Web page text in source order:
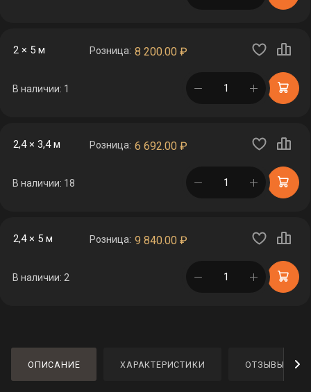
2 × 5 м Розница: 8 200.00 ₽
В наличии: 1 в корзине
2,4 × 3,4 м Розница: 6 692.00 ₽
В наличии: 18 в корзине
2,4 × 5 м Розница: 9 840.00 ₽
В наличии: 2 в корзине
ОПИСАНИЕ ХАРАКТЕРИСТИКИ ОТЗЫВЫ